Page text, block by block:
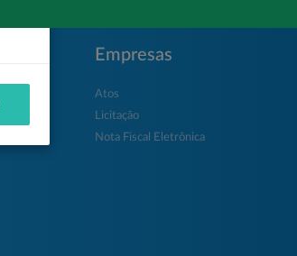
Empresas
Atos
Licitação
Nota Fiscal Eletrônica